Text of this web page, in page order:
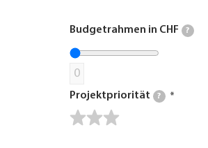
Budgetrahmen in CHF ?
0
Projektpriorität ?